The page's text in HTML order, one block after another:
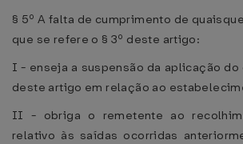
§ 5º A falta de cumprimento de
que se refere o § 3º deste artigo:
I - enseja a suspensão da aplicação
deste artigo em relação ao
II - obriga o remetente ao
relativo às saídas ocorridas